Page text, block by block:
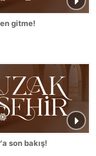
gitme!
son bakış!